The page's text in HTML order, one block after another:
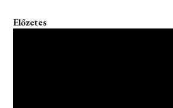
Előzetes